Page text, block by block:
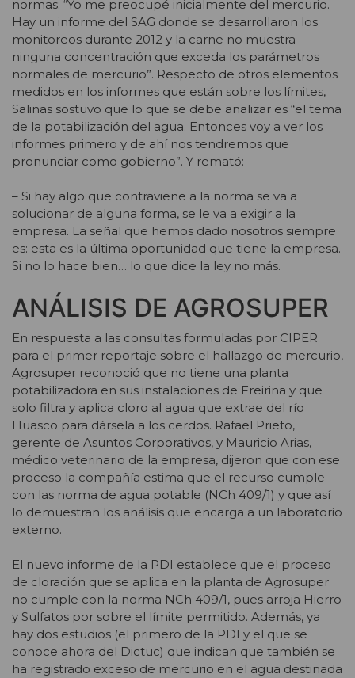
normas: “Yo me preocupé inicialmente del mercurio.
Hay un informe del SAG donde se desarrollaron los
monitoreos durante 2012 y la carne no muestra
ninguna concentración que exceda los parámetros
normales de mercurio”. Respecto de otros elementos
medidos en los informes que están sobre los límites,
Salinas sostuvo que lo que se debe analizar es “el tema
de la potabilización del agua. Entonces voy a ver los
informes primero y de ahí nos tendremos que
pronunciar como gobierno”. Y remató:
– Si hay algo que contraviene a la norma se va a
solucionar de alguna forma, se le va a exigir a la
empresa. La señal que hemos dado nosotros siempre
es: esta es la última oportunidad que tiene la empresa.
Si no lo hace bien… lo que dice la ley no más.
ANÁLISIS DE AGROSUPER
En respuesta a las consultas formuladas por CIPER
para el primer reportaje sobre el hallazgo de mercurio,
Agrosuper reconoció que no tiene una planta
potabilizadora en sus instalaciones de Freirina y que
solo filtra y aplica cloro al agua que extrae del río
Huasco para dársela a los cerdos. Rafael Prieto,
gerente de Asuntos Corporativos, y Mauricio Arias,
médico veterinario de la empresa, dijeron que con ese
proceso la compañía estima que el recurso cumple
con las norma de agua potable (NCh 409/1) y que así
lo demuestran los análisis que encarga a un laboratorio
externo.
El nuevo informe de la PDI establece que el proceso
de cloración que se aplica en la planta de Agrosuper
no cumple con la norma NCh 409/1, pues arroja Hierro
y Sulfatos por sobre el límite permitido. Además, ya
hay dos estudios (el primero de la PDI y el que se
conoce ahora del Dictuc) que indican que también se
ha registrado exceso de mercurio en el agua destinada